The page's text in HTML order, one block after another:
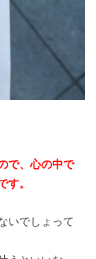
で、心の中で
す。
いでしょって